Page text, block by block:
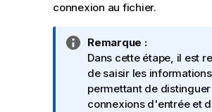
connexion au fichier.
N
o
t
e
I
Remarque :
Dans cette étape, il est
de saisir les
permettant de
connexions d'entrée et